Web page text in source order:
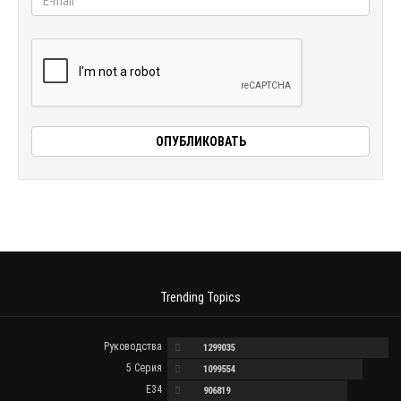
Trending Topics
Руководства 1299035
5 Серия 1099554
E34 906819